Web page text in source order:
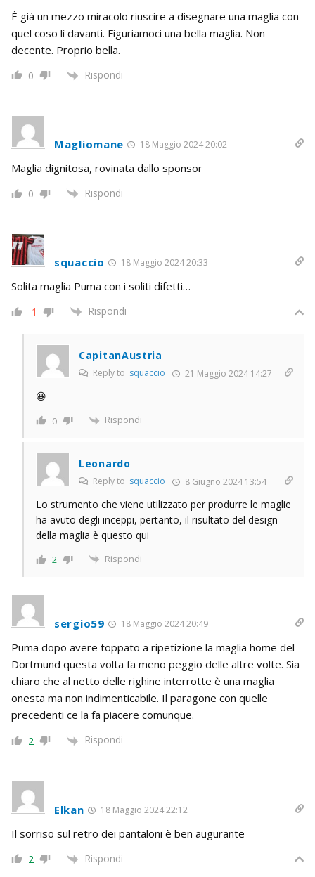
È già un mezzo miracolo riuscire a disegnare una maglia con
quel coso lì davanti. Figuriamoci una bella maglia. Non
decente. Proprio bella.
0 Rispondi
Magliomane 18 Maggio 2024 20:02
Maglia dignitosa, rovinata dallo sponsor
0 Rispondi
squaccio 18 Maggio 2024 20:33
Solita maglia Puma con i soliti difetti…
-1 Rispondi
CapitanAustria
Reply to squaccio 21 Maggio 2024 14:27
😀
0 Rispondi
Leonardo
Reply to squaccio 8 Giugno 2024 13:54
Lo strumento che viene utilizzato per produrre le maglie
ha avuto degli inceppi, pertanto, il risultato del design
della maglia è questo qui
2 Rispondi
sergio59 18 Maggio 2024 20:49
Puma dopo avere toppato a ripetizione la maglia home del
Dortmund questa volta fa meno peggio delle altre volte. Sia
chiaro che al netto delle righine interrotte è una maglia
onesta ma non indimenticabile. Il paragone con quelle
precedenti ce la fa piacere comunque.
2 Rispondi
Elkan 18 Maggio 2024 22:12
Il sorriso sul retro dei pantaloni è ben augurante
2 Rispondi